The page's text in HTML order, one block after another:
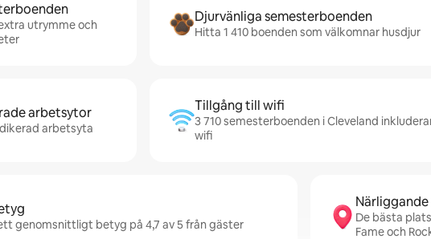
utrymme och
Djurvänliga semesterboenden
Hitta 1 410 boenden som välkomnar husdjur
arbetsytor
arbetsyta
Tillgång till wifi
3 710 semesterboenden i Cleveland
wifi
genomsnittligt betyg på 4,7 av 5 från gäster
De bästa
Fame och